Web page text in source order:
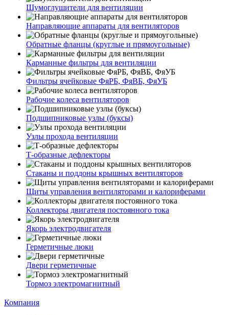
Шумоглушители для вентиляции
Направляющие аппараты для вентиляторов
Обратные фланцы (круглые и прямоугольные)
Карманные фильтры для вентиляции
Фильтры ячейковые ФяРБ, ФяВБ, ФяУБ
Рабочие колеса вентиляторов
Подшипниковые узлы (буксы)
Узлы прохода вентиляции
Т-образные дефлекторы
Стаканы и поддоны крышных вентиляторов
Щиты управления вентиляторами и калориферами
Коллекторы двигателя постоянного тока
Якорь электродвигателя
Герметичные люки
Двери герметичные
Тормоз электромагнитный
Компания